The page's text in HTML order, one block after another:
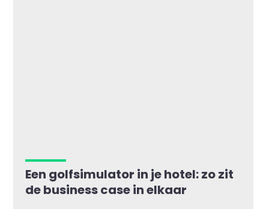
Een golfsimulator in je hotel: zo zit
de business case in elkaar